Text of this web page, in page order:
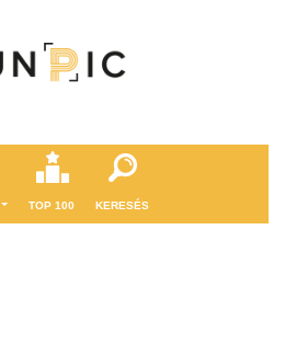
TOP 100 KERESÉS